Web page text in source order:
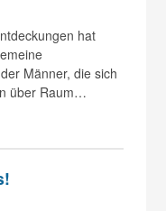
hat
Männer, die sich
über Raum…